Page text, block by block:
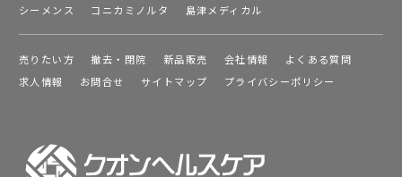
シーメンス
コニカミノルタ 島津メディカル
売りたい方 撤去・閉院 新品販売 会社情報
よくある質問
求人情報
お問合せ サイトマップ プライバシーポリシー